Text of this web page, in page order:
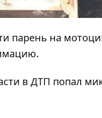
парень на
в ДТП попал